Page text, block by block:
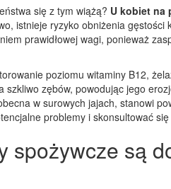
się z tym wiążą? U kobiet na
istnieje ryzyko obniżenia
prawidłowej wagi, ponieważ
poziomu witaminy B12,
szkliwo zębów, powodując jego
w surowych jajach, stanowi
problemy i skonsultować
spożywcze są